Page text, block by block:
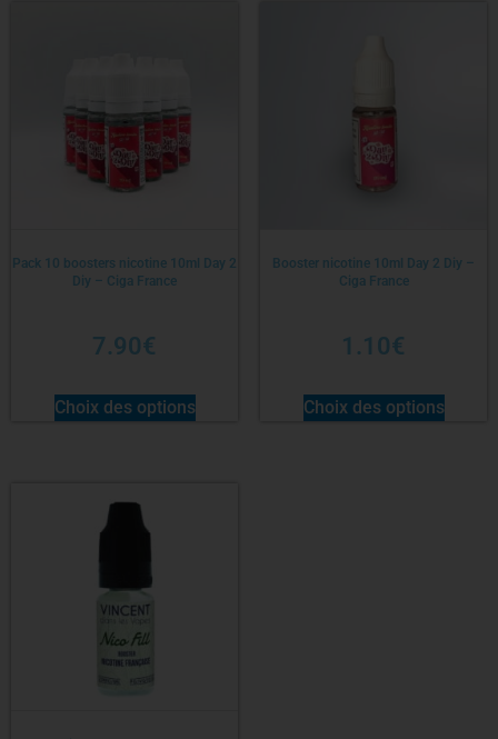
Pack 10 boosters nicotine 10ml Day 2
Diy – Ciga France
7.90€
Choix des options
Booster nicotine 10ml Day 2 Diy –
Ciga France
1.10€
Choix des options